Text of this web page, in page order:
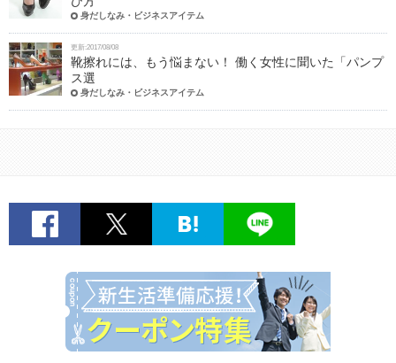
身だしなみ・ビジネスアイテム
更新:2017/08/08
靴擦れには、もう悩まない！ 働く女性に聞いた「パンプ
ス選
身だしなみ・ビジネスアイテム